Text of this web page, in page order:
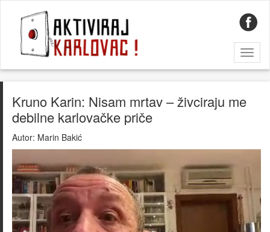
Kruno Karin: Nisam mrtav – živciraju me
debilne karlovačke priče
Autor: Marin Bakić